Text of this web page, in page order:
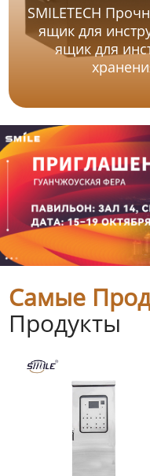
SMILETECH
ящик для
ящик для
Самые
Продукты